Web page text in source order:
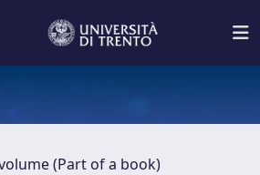
(Part of a book)